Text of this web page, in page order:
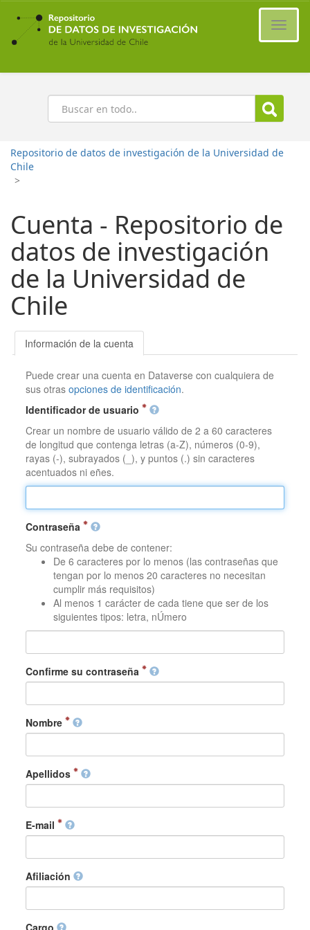
Ir
contenido
principal
Buscar
Repositorio de datos de investigación de la Universidad de
Chile
>
Cuenta - Repositorio de
datos de investigación
de la Universidad de
Chile
Información de la cuenta
Puede crear una cuenta en Dataverse con cualquiera de
sus otrasopciones de identificación.
Identificador de usuario
Crear un nombre de usuario válido de 2 a 60 caracteres
de longitud que contenga letras (a-Z), números (0-9),
rayas (-), subrayados (_), y puntos (.) sin caracteres
acentuados ni eñes.
Contraseña
Su contraseña debe de contener:
De 6 caracteres por lo menos (las contraseñas que
tengan por lo menos 20 caracteres no necesitan
cumplir más requisitos)
Al menos 1 carácter de cada tiene que ser de los
siguientes tipos: letra, nÚmero
Confirme su contraseña
Nombre
Apellidos
E-mail
Afiliación
Cargo